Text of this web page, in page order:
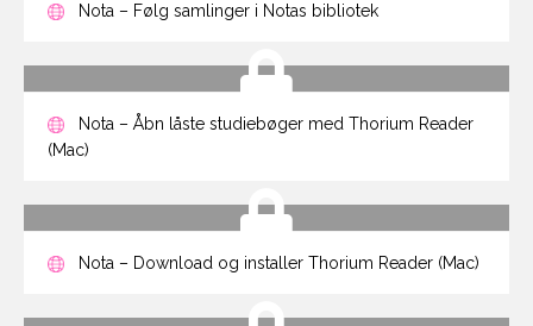
Nota – Følg samlinger i Notas bibliotek
Nota – Åbn låste studiebøger med Thorium Reader
(Mac)
Nota – Download og installer Thorium Reader (Mac)